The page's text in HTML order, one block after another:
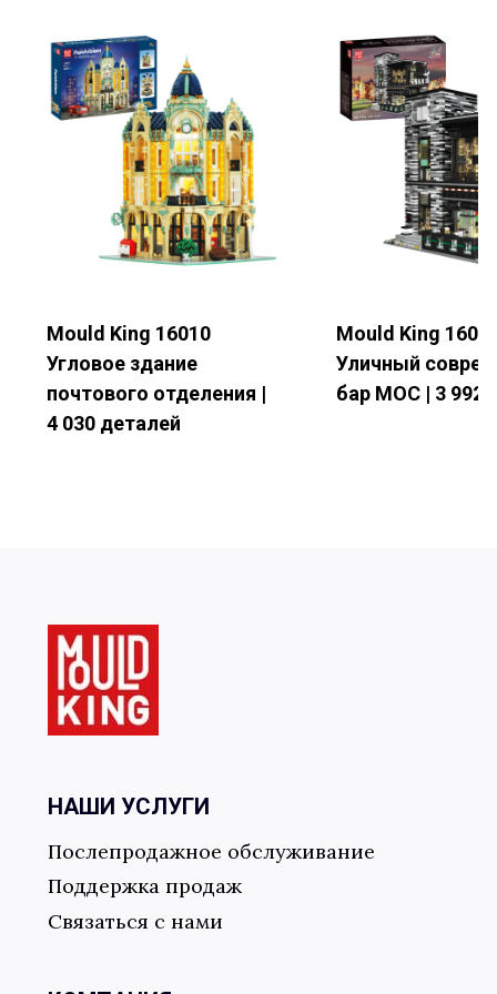
Ваше имя *
Электронная почта*
Номер телефона
Название компании
Отправить форму
Mould King 16010
Угловое здание
почтового отделения |
4 030 деталей
Mould King
Уличный
бар MOC | 3 992
НАШИ УСЛУГИ
Послепродажное обслуживание
Поддержка продаж
Связаться с нами